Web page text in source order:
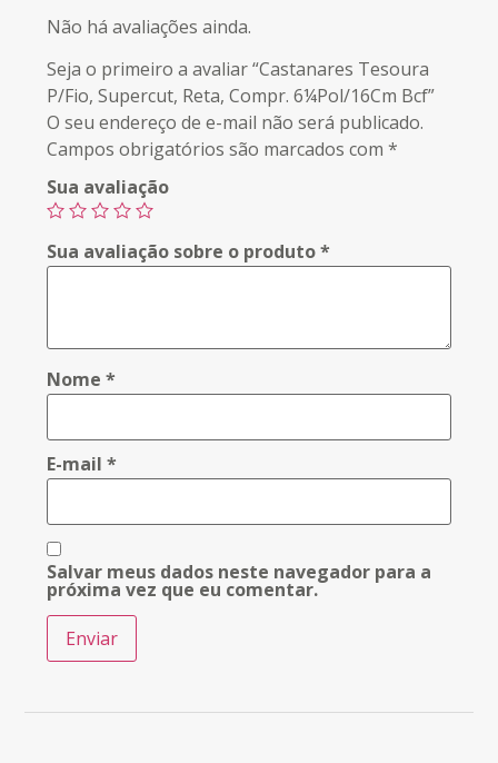
Não há avaliações ainda.
Seja o primeiro a avaliar “Castanares Tesoura
P/Fio, Supercut, Reta, Compr. 6¼Pol/16Cm Bcf”
O seu endereço de e-mail não será publicado.
Campos obrigatórios são marcados com*
Sua avaliação
Sua avaliação sobre o produto*
Nome*
E-mail*
Salvar meus dados neste navegador para a
próxima vez que eu comentar.